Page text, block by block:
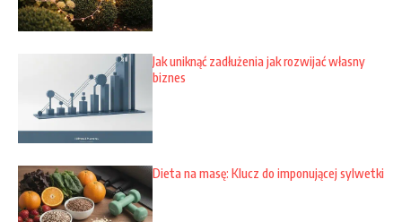
Jak uniknąć zadłużenia jak rozwijać własny
biznes
Dieta na masę: Klucz do imponującej sylwetki